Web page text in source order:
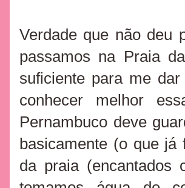
Verdade que não deu
passamos na Praia
suficiente para me
conhecer melhor
Pernambuco deve
basicamente (o que
da praia (encantados